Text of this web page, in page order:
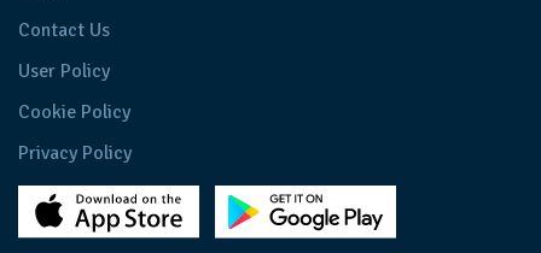
Contact Us
User Policy
Cookie Policy
Privacy Policy